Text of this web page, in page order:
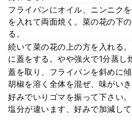
フライパンにオイル、ニンニク
を入れて両面焼く。菜の花の下
る。
続いて菜の花の上の方を入れる
に蓋をする。やや強火で1分蒸し
蓋を取り、フライパンを斜めに
胡椒を溶く全体を混ぜ、味がい
好みでいりゴマを振って下さい
塩分が違います、好みで加減して